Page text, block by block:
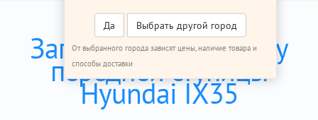
Да Выбрать другой город
От выбранного города зависят цены, наличие товара и
способы доставки
Записаться на замену
передней ступицы
Hyundai IX35